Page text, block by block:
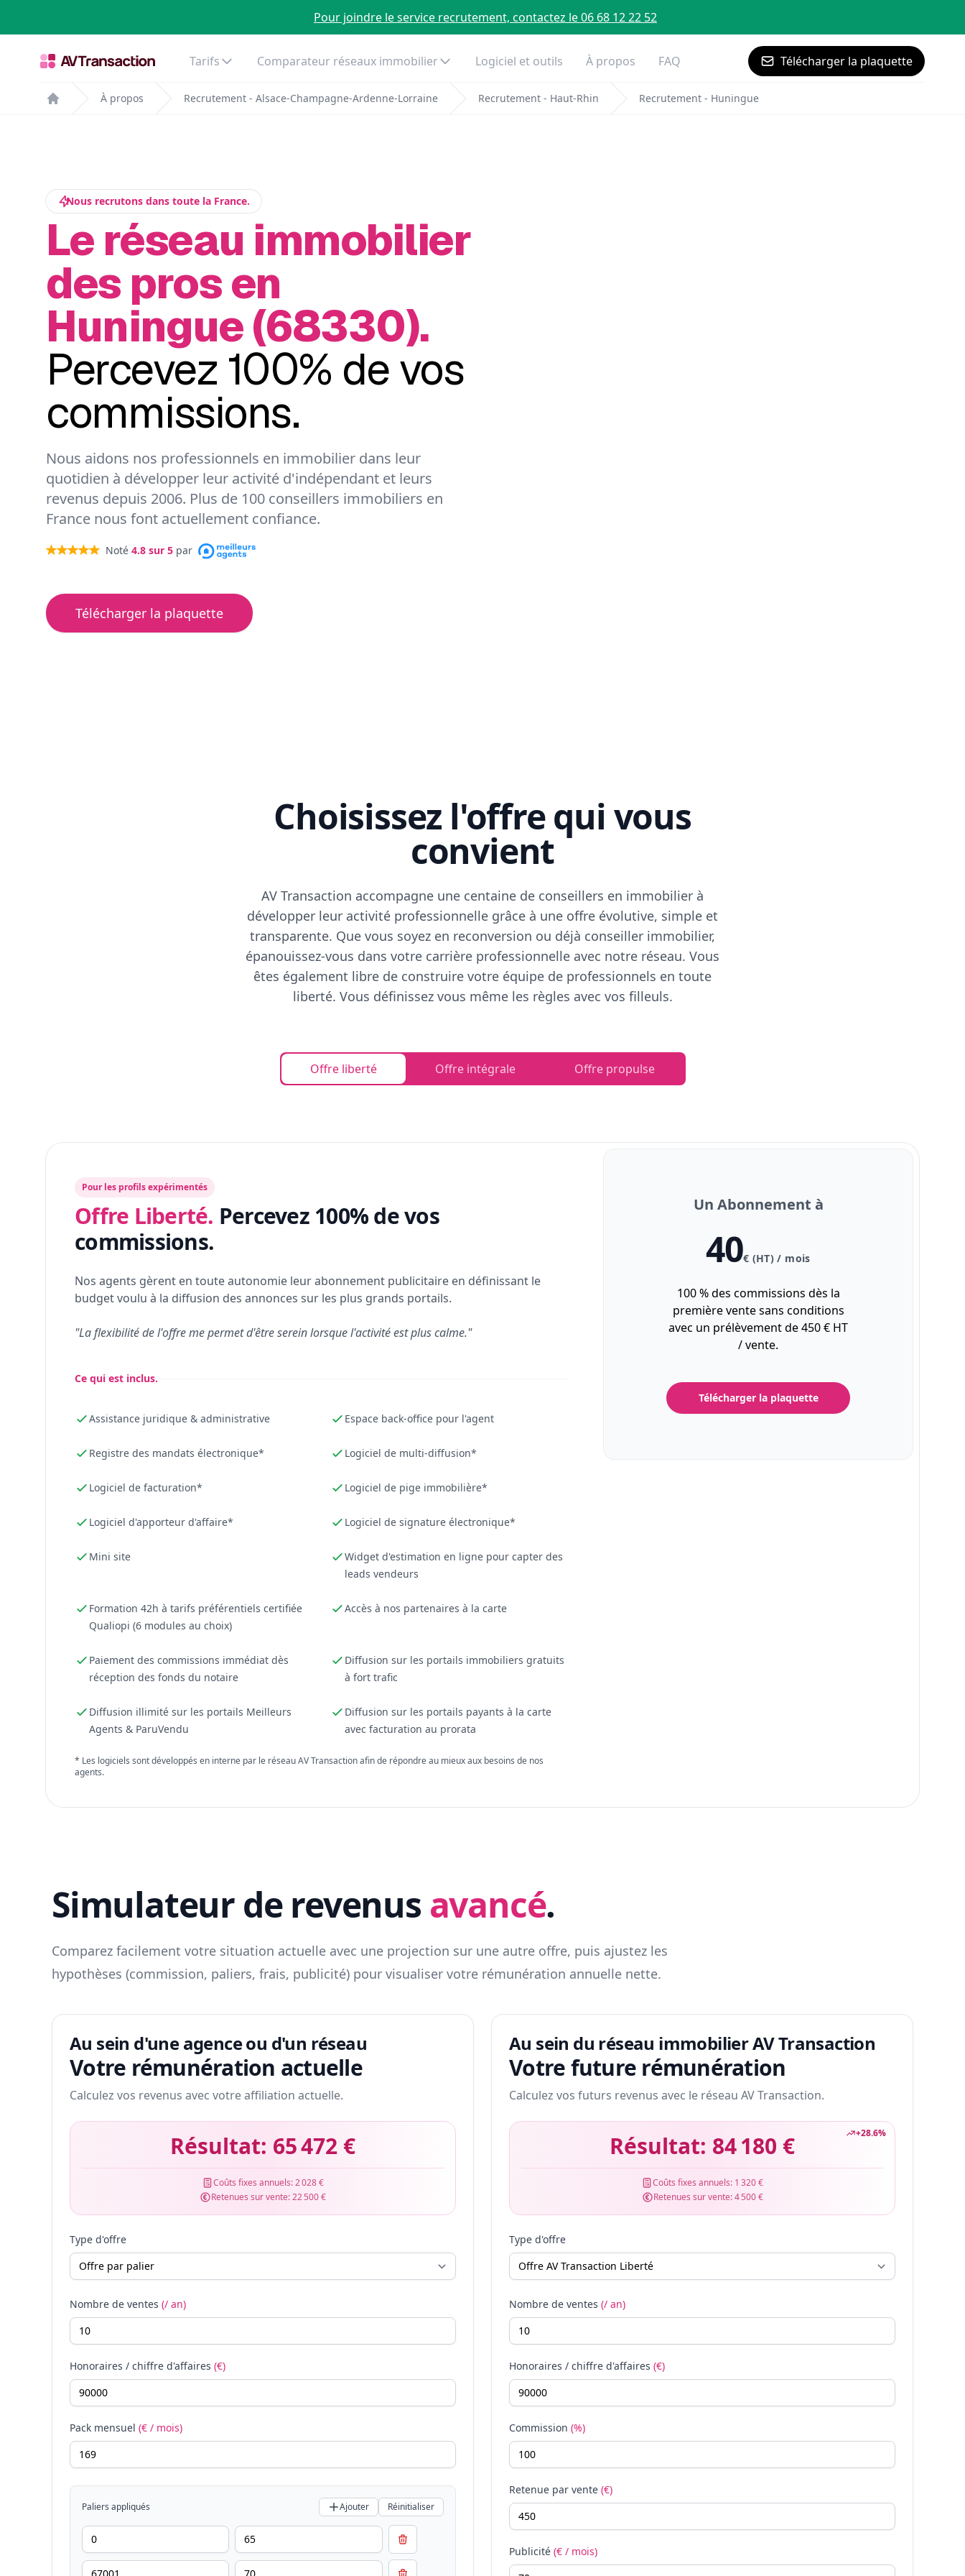
Pour joindre le service recrutement, contactez le 06 68 12 22 52
Tarifs Comparateur réseaux immobilier Logiciel et outils À propos FAQ Télécharger la plaquette
Home
À propos Recrutement - Alsace-Champagne-Ardenne-Lorraine Recrutement - Haut-Rhin Recrutement - Huningue
Nous recrutons dans toute la France.
Le réseau immobilier
des pros en
Huningue (68330).
Percevez 100% de vos
commissions.
Nous aidons nos professionnels en immobilier dans leur
quotidien à développer leur activité d'indépendant et leurs
revenus depuis 2006. Plus de 100 conseillers immobiliers en
France nous font actuellement confiance.
Noté 4.8 sur 5 par
Télécharger la plaquette
Choisissez l'offre qui vous
convient
AV Transaction accompagne une centaine de conseillers en immobilier à
développer leur activité professionnelle grâce à une offre évolutive, simple et
transparente. Que vous soyez en reconversion ou déjà conseiller immobilier,
épanouissez-vous dans votre carrière professionnelle avec notre réseau. Vous
êtes également libre de construire votre équipe de professionnels en toute
liberté. Vous définissez vous même les règles avec vos filleuls.
Offre liberté Offre intégrale Offre propulse
Pour les profils expérimentés
Offre Liberté. Percevez 100% de vos
commissions.
Nos agents gèrent en toute autonomie leur abonnement publicitaire en définissant le
budget voulu à la diffusion des annonces sur les plus grands portails.
"La flexibilité de l'offre me permet d'être serein lorsque l'activité est plus calme."
Ce qui est inclus.
Assistance juridique & administrative Espace back-office pour l'agent
Registre des mandats électronique* Logiciel de multi-diffusion*
Logiciel de facturation* Logiciel de pige immobilière*
Logiciel d'apporteur d'affaire* Logiciel de signature électronique*
Mini site
Widget d'estimation en ligne pour capter des
leads vendeurs
Formation 42h à tarifs préférentiels certifiée
Qualiopi (6 modules au choix)
Accès à nos partenaires à la carte
Paiement des commissions immédiat dès
réception des fonds du notaire
Diffusion sur les portails immobiliers gratuits
à fort trafic
Diffusion illimité sur les portails Meilleurs
Agents & ParuVendu
Diffusion sur les portails payants à la carte
avec facturation au prorata
* Les logiciels sont développés en interne par le réseau AV Transaction afin de répondre au mieux aux besoins de nos
agents.
Un Abonnement à
40€ (HT) / mois
100 % des commissions dès la
première vente sans conditions
avec un prélèvement de 450 € HT
/ vente.
Télécharger la plaquette
Simulateur de revenus avancé.
Comparez facilement votre situation actuelle avec une projection sur une autre offre, puis ajustez les
hypothèses (commission, paliers, frais, publicité) pour visualiser votre rémunération annuelle nette.
Au sein d'une agence ou d'un réseau
Votre rémunération actuelle
Calculez vos revenus avec votre affiliation actuelle.
Résultat: 65 472 €
Coûts fixes annuels:2 028 €
Retenues sur vente:22 500 €
Type d'offre
Nombre de ventes (/ an)
Honoraires / chiffre d'affaires (€)
Pack mensuel (€ / mois)
Paliers appliqués Ajouter Réinitialiser
Au sein du réseau immobilier AV Transaction
Votre future rémunération
Calculez vos futurs revenus avec le réseau AV Transaction.
+28.6%
Résultat: 84 180 €
Coûts fixes annuels: 1 320 €
Retenues sur vente:4 500 €
Type d'offre
Nombre de ventes (/ an)
Honoraires / chiffre d'affaires (€)
Commission (%)
Retenue par vente (€)
Publicité (€ / mois)